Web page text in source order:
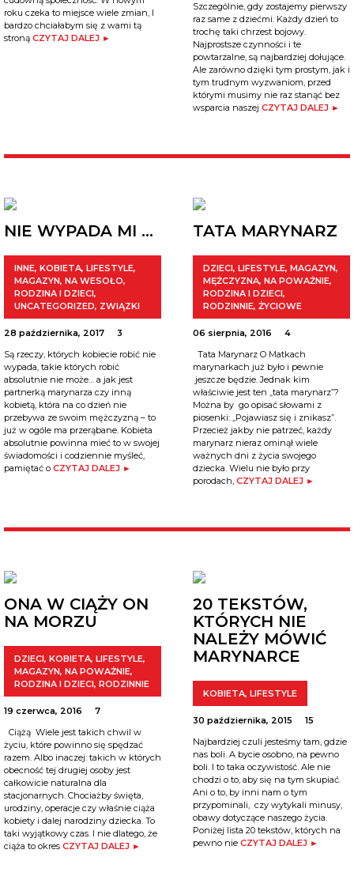
roku czeka to miejsce wiele zmian, I
bardzo chciałabym się z wami tą
stroną CZYTAJ DALEJ ►
Szczególnie, gdy zostajemy pierwszy
raz same z dziećmi. Każdy dzień to
trochę taki chrzest bojowy.
Najprostsze czynności i te
powtarzalne, są najbardziej dołujące.
Ale zarówno dzięki tym prostym, jak i
tym trudnym wyzwaniom, przed
którymi musimy nie raz stanąć bez
wsparcia naszej CZYTAJ DALEJ ►
NIE WYPADA MI …
INNE, KOBIETA, LIFESTYLE,
MAGAZYN, NA WESOŁO,
RODZINA I DZIECI,
UNCATEGORIZED, ZWIĄZKI
28 października, 2017
3
Są rzeczy, których kobiecie robić nie
wypada, takie których robić
absolutnie nie może… a jak jest
partnerką marynarza czy inną
kobietą, która na co dzień nie
przebywa ze swoim mężczyzną – to
już w ogóle ma przerąbane. Kobieta
absolutnie powinna mieć to w swojej
świadomości i codziennie myśleć,
pamiętać o CZYTAJ DALEJ ►
TATA MARYNARZ
DZIECI, LIFESTYLE, MAGAZYN,
MĘŻCZYZNA, NA POWAŻNIE,
RODZINA I DZIECI,
RODZINNIE, ŻYCIOWE
06 sierpnia, 2016
4
Tata Marynarz O Matkach
marynarkach już było i pewnie
jeszcze będzie. Jednak kim
właściwie jest ten „tata marynarz”?
Można by go opisać słowami z
piosenki: „Pojawiasz się i znikasz”.
Przecież jakby nie patrzeć, każdy
marynarz nieraz ominął wiele
ważnych dni z życia swojego
dziecka. Wielu nie było przy
porodach, CZYTAJ DALEJ ►
ONA W CIĄŻY ON
NA MORZU
DZIECI, KOBIETA, LIFESTYLE,
MAGAZYN, NA POWAŻNIE,
RODZINA I DZIECI, RODZINNIE
19 czerwca, 2016
7
Ciążą Wiele jest takich chwil w
życiu, które powinno się spędzać
razem. Albo inaczej: takich w których
obecność tej drugiej osoby jest
całkowicie naturalna dla
stacjonarnych. Chociażby święta,
urodziny, operacje czy właśnie ciąża
kobiety i dalej narodziny dziecka. To
taki wyjątkowy czas. I nie dlatego, że
ciąża to okres CZYTAJ DALEJ ►
20 TEKSTÓW,
KTÓRYCH NIE
NALEŻY MÓWIĆ
MARYNARCE
KOBIETA, LIFESTYLE
30 października, 2015
15
Najbardziej czuli jesteśmy tam, gdzie
nas boli. A bycie osobno, na pewno
boli. I to taka oczywistość. Ale nie
chodzi o to, aby się na tym skupiać.
Ani o to, by inni nam o tym
przypominali, czy wytykali minusy,
obawy dotyczące naszego życia.
Poniżej lista 20 tekstów, których na
pewno nie CZYTAJ DALEJ ►